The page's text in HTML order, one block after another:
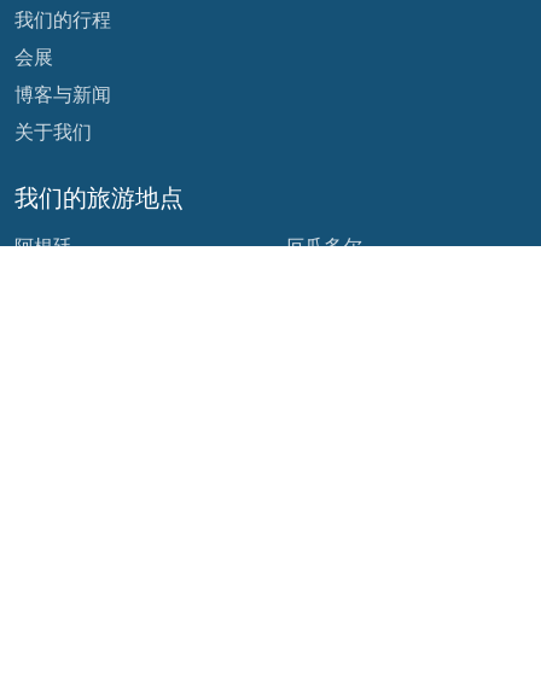
我们的旅游地点
阿根廷
厄瓜多尔
我们的行程
会展
博客与新闻
关于我们